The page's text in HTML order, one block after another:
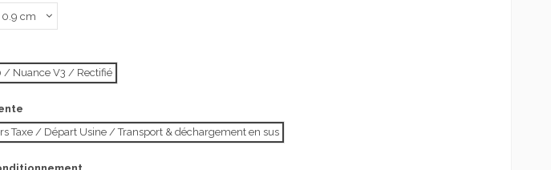
/ Nuance V3 / Rectifié
Taxe / Départ Usine / Transport & déchargement en sus